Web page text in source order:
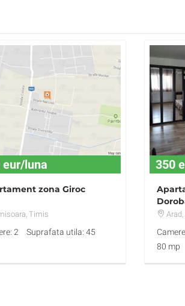
eur/luna
zona Giroc
, Timis
2
Suprafata utila: 45
350
Arad
80 mp